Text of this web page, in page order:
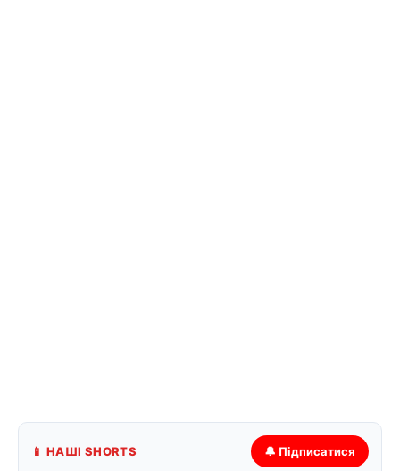
📱 НАШІ SHORTS 🔔 Підписатися